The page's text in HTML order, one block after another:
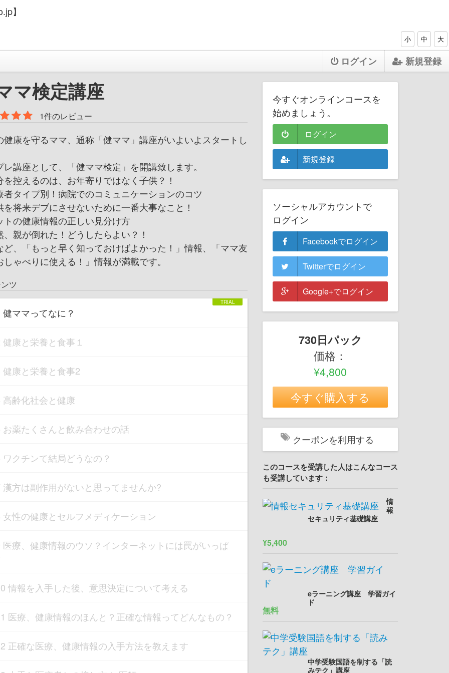
】
小 中 大
ログイン 新規登録
マ検定講座
1件のレビュー
健康を守るママ、通称「健ママ」講座がいよいよスタートし
レ講座として、「健ママ検定」を開講致します。
を控えるのは、お年寄りではなく子供？！
者タイプ別！病院でのコミュニケーションのコツ
を将来デブにさせないために一番大事なこと！
トの健康情報の正しい見分け方
、親が倒れた！どうしたらよい？！
ど、「もっと早く知っておけばよかった！」情報、「ママ友
しゃべりに使える！」情報が満載です。
ツ
健ママってなに？
健康と栄養と食事１
健康と栄養と食事2
高齢化社会と健康
お薬たくさんと飲み合わせの話
ワクチンて結局どうなの？
漢方は副作用がないと思ってませんか?
女性の健康とセルフメディケーション
医療、健康情報のウソ？インターネットには罠がいっぱ
情報を入手した後、意思決定について考える
医療、健康情報のほんと？正確な情報ってどんなもの？
正確な医療、健康情報の入手方法を教えます
今すぐオンラインコースを
始めましょう。
ログイン
新規登録
ソーシャルアカウントで
ログイン
Facebookでログイン
Twitterでログイン
Google+でログイン
730日パック
価格：
¥4,800
今すぐ購入する
クーポンを利用する
このコースを受講した人はこんなコース
も受講しています：
情
報
セキュリティ基礎講座
¥5,400
eラーニング講座 学習ガイ
ド
無料
中学受験国語を制する「読
みテク」講座